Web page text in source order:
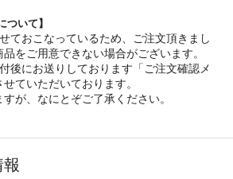
ついて】
ておこなっているため、ご注文頂きまし
をご用意できない場合がございます。
後にお送りしております「ご注文確認メ
ていただいております。
が、なにとぞご了承ください。